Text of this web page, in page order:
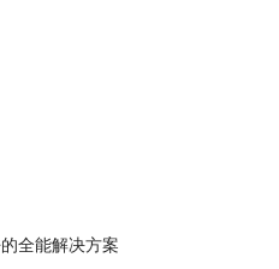
全能解决方案​